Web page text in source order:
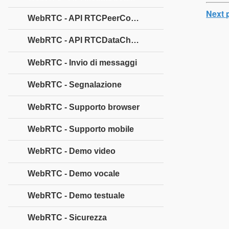
Next
WebRTC - API RTCPeerConnection
WebRTC - API RTCDataChannel
WebRTC - Invio di messaggi
WebRTC - Segnalazione
WebRTC - Supporto browser
WebRTC - Supporto mobile
WebRTC - Demo video
WebRTC - Demo vocale
WebRTC - Demo testuale
WebRTC - Sicurezza